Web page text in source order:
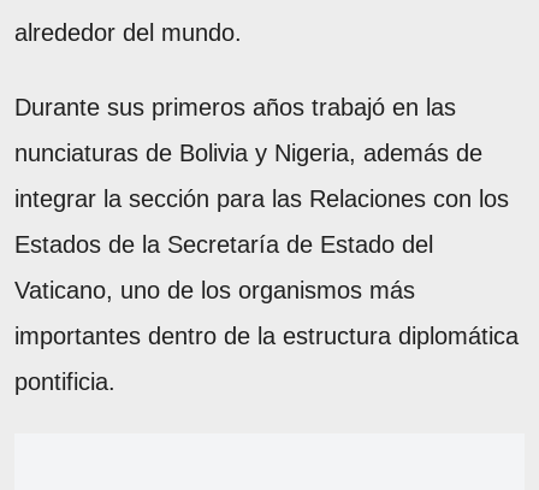
alrededor del mundo.
Durante sus primeros años trabajó en las
nunciaturas de Bolivia y Nigeria, además de
integrar la sección para las Relaciones con los
Estados de la Secretaría de Estado del
Vaticano, uno de los organismos más
importantes dentro de la estructura diplomática
pontificia.